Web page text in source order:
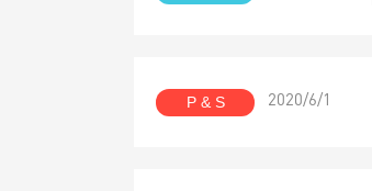
P & S 2020/6/1